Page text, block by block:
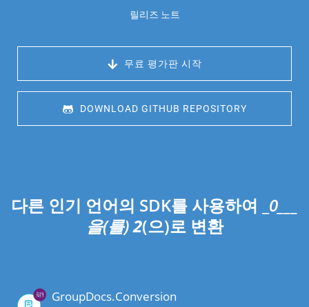
릴리즈 노트
무료 평가판 시작
DOWNLOAD GITHUB REPOSITORY
다른 인기 언어의 SDK를 사용하여 _ 0___
을(를)2(으)로 변환
GroupDocs.Conversion